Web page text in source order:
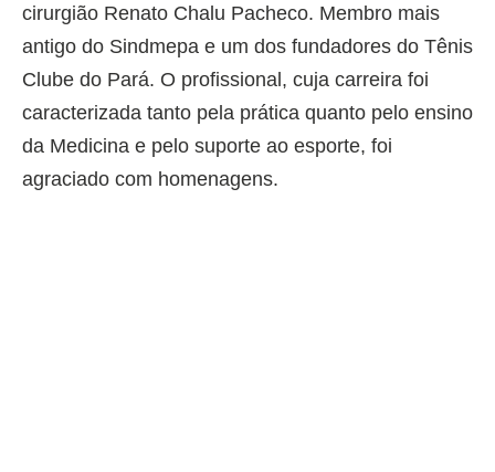
cirurgião Renato Chalu Pacheco. Membro mais
antigo do Sindmepa e um dos fundadores do Tênis
Clube do Pará. O profissional, cuja carreira foi
caracterizada tanto pela prática quanto pelo ensino
da Medicina e pelo suporte ao esporte, foi
agraciado com homenagens.